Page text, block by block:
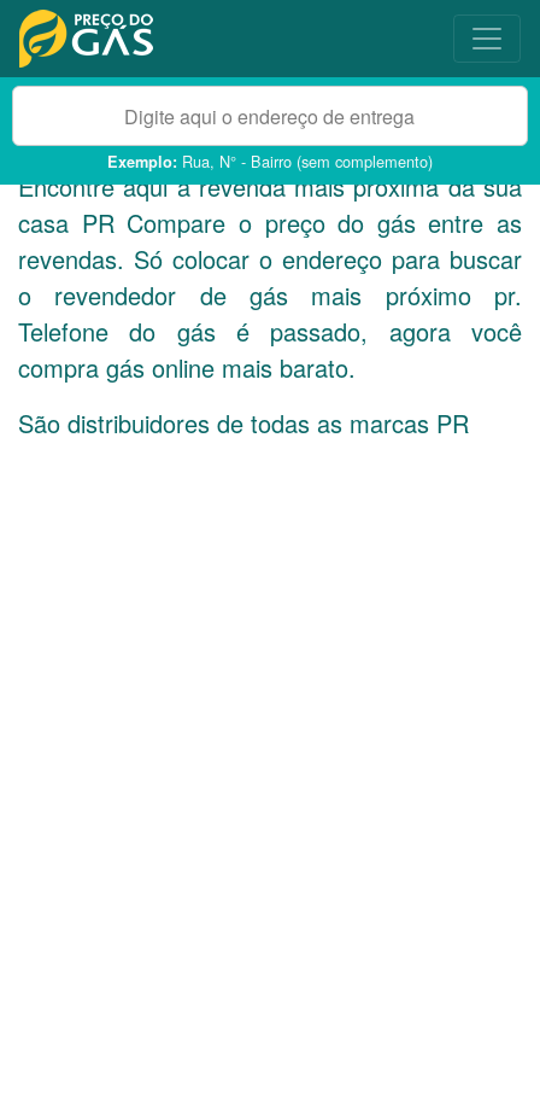
Exemplo: Rua, N° - Bairro (sem complemento)
Encontre aqui a revenda mais próxima da sua
casa PRCompare o preço do gás entre as
revendas. Só colocar o endereço para buscar
o revendedor de gás mais próximo pr.
Telefone do gás é passado, agora você
compra gás online mais barato.
São distribuidores de todas as marcas PR